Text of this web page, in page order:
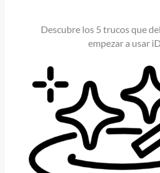
Descubre los 5 trucos que
empezar a usar